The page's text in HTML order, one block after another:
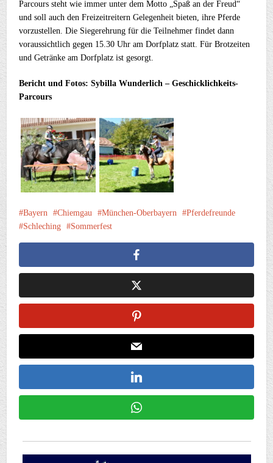
Parcours steht wie immer unter dem Motto „Spaß an der Freud“
und soll auch den Freizeitreitern Gelegenheit bieten, ihre Pferde
vorzustellen. Die Siegereh­rung für die Teilnehmer findet dann
voraussichtlich gegen 15.30 Uhr am Dorfplatz statt. Für Brotzeiten
und Getränke am Dorfplatz ist gesorgt.
Bericht und Fotos: Sybilla Wunderlich – Geschicklichkeits-
Parcours
Bayern Chiemgau München-Oberbayern
Pferdefreunde
Schleching
Sommerfest